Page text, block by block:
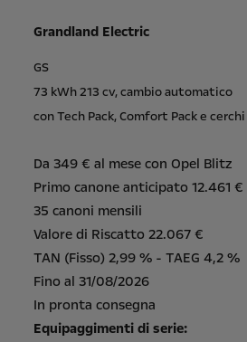
Grandland Electric
GS
73 kWh 213 cv, cambio automatico
con Tech Pack, Comfort Pack e
Da 349 € al mese con Opel Blitz
Primo canone anticipato 12.461 €
35 canoni mensili
Valore di Riscatto 22.067 €
TAN (Fisso) 2,99 % - TAEG 4,2 %
Fino al 31/08/2026
In pronta consegna
Equipaggimenti di serie: